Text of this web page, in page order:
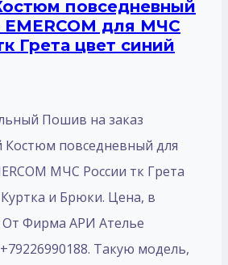
повседневный
EMERCOM для МЧС
Грета цвет синий
Пошив на заказ
повседневный для
МЧС России тк Грета
и Брюки. Цена, в
От Фирма АРИ Ателье
Такую модель,